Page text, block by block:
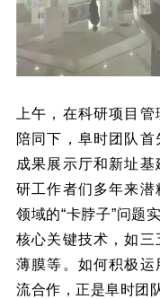
上午，在科研项目
陪同下，阜时团队
成果展示厅和新址
研工作者们多年来
领域的“卡脖子”问题
核心关键技术 ，如
薄膜等。如何积极运
流合作，正是阜时团